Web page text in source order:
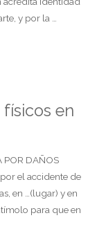
y por la …
en
POR DAÑOS
el accidente de
en …(lugar) y en
para que en